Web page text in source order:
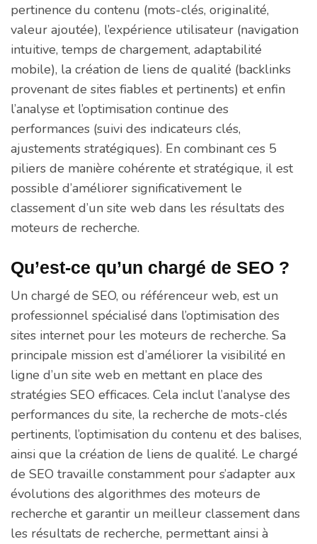
pertinence du contenu (mots-clés, originalité,
valeur ajoutée), l’expérience utilisateur (navigation
intuitive, temps de chargement, adaptabilité
mobile), la création de liens de qualité (backlinks
provenant de sites fiables et pertinents) et enfin
l’analyse et l’optimisation continue des
performances (suivi des indicateurs clés,
ajustements stratégiques). En combinant ces 5
piliers de manière cohérente et stratégique, il est
possible d’améliorer significativement le
classement d’un site web dans les résultats des
moteurs de recherche.
Qu’est-ce qu’un chargé de SEO ?
Un chargé de SEO, ou référenceur web, est un
professionnel spécialisé dans l’optimisation des
sites internet pour les moteurs de recherche. Sa
principale mission est d’améliorer la visibilité en
ligne d’un site web en mettant en place des
stratégies SEO efficaces. Cela inclut l’analyse des
performances du site, la recherche de mots-clés
pertinents, l’optimisation du contenu et des balises,
ainsi que la création de liens de qualité. Le chargé
de SEO travaille constamment pour s’adapter aux
évolutions des algorithmes des moteurs de
recherche et garantir un meilleur classement dans
les résultats de recherche, permettant ainsi à